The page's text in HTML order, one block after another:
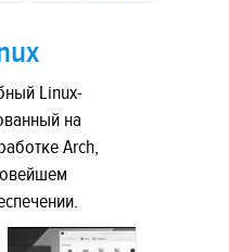
Linux-
на
Arch,